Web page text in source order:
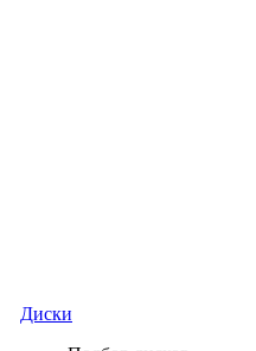
Диски